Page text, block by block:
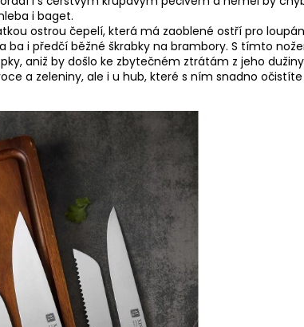
i baget.
ostrou čepelí, která má zaoblené ostří pro
ba i předčí běžné škrabky na brambory. S tímto
aniž by došlo ke zbytečném ztrátám z jeho
a zeleniny, ale i u hub, které s ním snadno